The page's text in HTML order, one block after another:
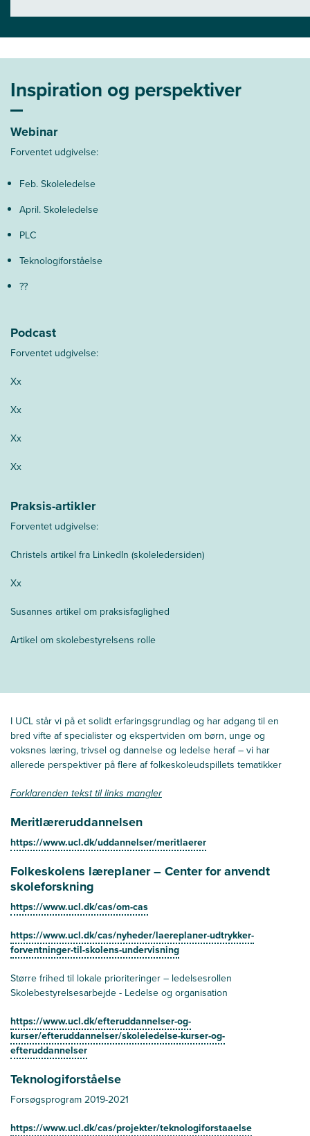
Inspiration og perspektiver
Webinar
Forventet udgivelse:
Feb. Skoleledelse
April. Skoleledelse
PLC
Teknologiforståelse
??
Podcast
Forventet udgivelse:
Xx
Xx
Xx
Xx
Praksis-artikler
Forventet udgivelse:
Christels artikel fra LinkedIn (skoleledersiden)
Xx
Susannes artikel om praksisfaglighed
Artikel om skolebestyrelsens rolle
I UCL står vi på et solidt erfaringsgrundlag og har adgang til en
bred vifte af specialister og ekspertviden om børn, unge og
voksnes læring, trivsel og dannelse og ledelse heraf – vi har
allerede perspektiver på flere af folkeskoleudspillets tematikker
Forklarenden tekst til links mangler
Meritlæreruddannelsen
https://www.ucl.dk/uddannelser/meritlaerer
Folkeskolens læreplaner – Center for anvendt
skoleforskning
https://www.ucl.dk/cas/om-cas
https://www.ucl.dk/cas/nyheder/laereplaner-udtrykker-
forventninger-til-skolens-undervisning
Større frihed til lokale prioriteringer – ledelsesrollen
Skolebestyrelsesarbejde - Ledelse og organisation
https://www.ucl.dk/efteruddannelser-og-
kurser/efteruddannelser/skoleledelse-kurser-og-
efteruddannelser
Teknologiforståelse
Forsøgsprogram 2019-2021
https://www.ucl.dk/cas/projekter/teknologiforstaaelse